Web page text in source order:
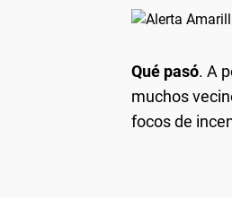
Qué pasó. A
muchos
focos de